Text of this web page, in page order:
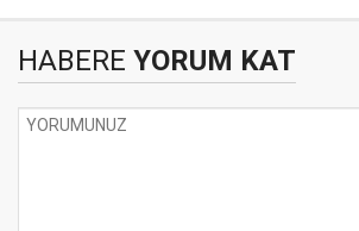
HABERE YORUM KAT